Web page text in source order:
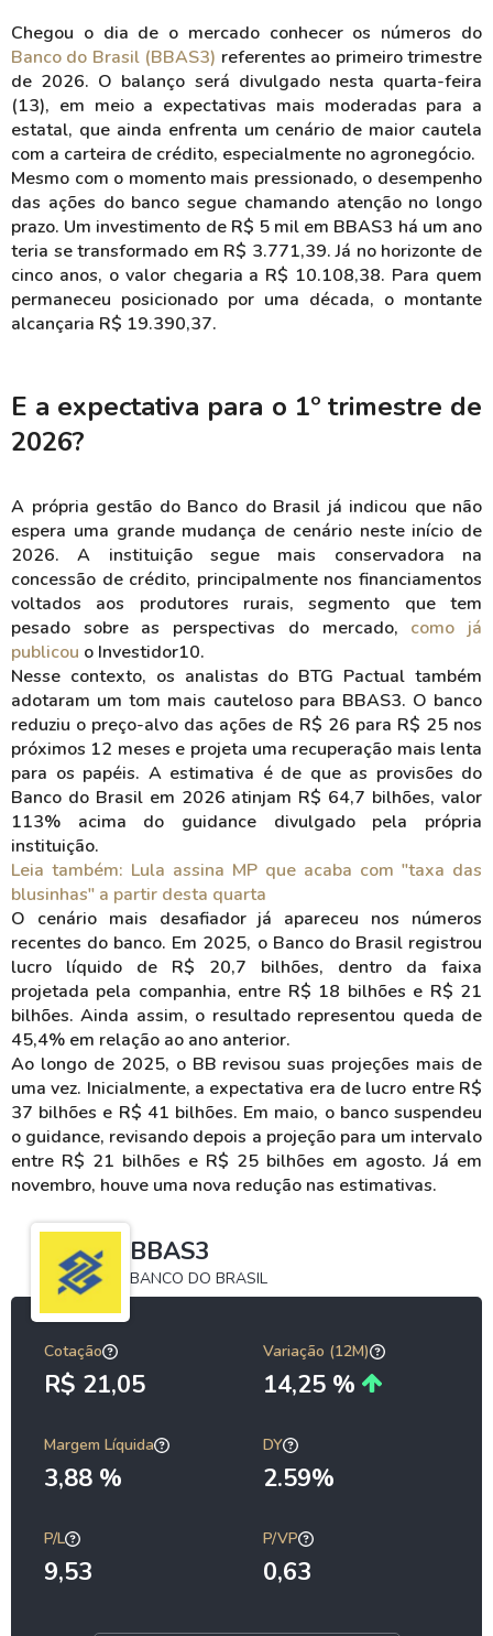
Chegou o dia de o mercado conhecer os números do
Banco do Brasil (BBAS3) referentes ao primeiro trimestre
de 2026. O balanço será divulgado nesta quarta-feira
(13), em meio a expectativas mais moderadas para a
estatal, que ainda enfrenta um cenário de maior cautela
com a carteira de crédito, especialmente no agronegócio.
Mesmo com o momento mais pressionado, o desempenho
das ações do banco segue chamando atenção no longo
prazo. Um investimento de R$ 5 mil em BBAS3 há um ano
teria se transformado em R$ 3.771,39. Já no horizonte de
cinco anos, o valor chegaria a R$ 10.108,38. Para quem
permaneceu posicionado por uma década, o montante
alcançaria R$ 19.390,37.
E a expectativa para o 1º trimestre de
2026?
A própria gestão do Banco do Brasil já indicou que não
espera uma grande mudança de cenário neste início de
2026. A instituição segue mais conservadora na
concessão de crédito, principalmente nos financiamentos
voltados aos produtores rurais, segmento que tem
pesado sobre as perspectivas do mercado, como já
publicou o Investidor10.
Nesse contexto, os analistas do BTG Pactual também
adotaram um tom mais cauteloso para BBAS3. O banco
reduziu o preço-alvo das ações de R$ 26 para R$ 25 nos
próximos 12 meses e projeta uma recuperação mais lenta
para os papéis. A estimativa é de que as provisões do
Banco do Brasil em 2026 atinjam R$ 64,7 bilhões, valor
113% acima do guidance divulgado pela própria
instituição.
Leia também: Lula assina MP que acaba com "taxa das
blusinhas" a partir desta quarta
O cenário mais desafiador já apareceu nos números
recentes do banco. Em 2025, o Banco do Brasil registrou
lucro líquido de R$ 20,7 bilhões, dentro da faixa
projetada pela companhia, entre R$ 18 bilhões e R$ 21
bilhões. Ainda assim, o resultado representou queda de
45,4% em relação ao ano anterior.
Ao longo de 2025, o BB revisou suas projeções mais de
uma vez. Inicialmente, a expectativa era de lucro entre R$
37 bilhões e R$ 41 bilhões. Em maio, o banco suspendeu
o guidance, revisando depois a projeção para um intervalo
entre R$ 21 bilhões e R$ 25 bilhões em agosto. Já em
novembro, houve uma nova redução nas estimativas.
BBAS3
BANCO DO BRASIL
Cotação
R$ 21,05
Variação (12M)
14,25 %
Margem Líquida
3,88 %
DY
2.59%
P/L
9,53
P/VP
0,63